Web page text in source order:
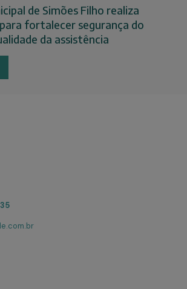
de Simões Filho realiza
fortalecer segurança do
da assistência